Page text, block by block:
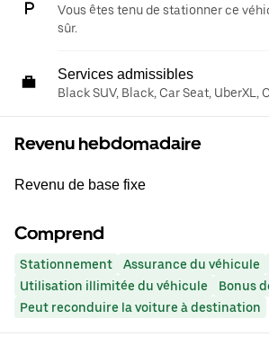
Vous êtes tenu de stationner ce
sûr.
Services admissibles
Black SUV, Black, Car Seat, UberXL,
Revenu hebdomadaire
Revenu de base fixe
Comprend
Stationnement Assurance du véhicule
Utilisation illimitée du véhicule
Bonus
Peut reconduire la voiture à destination